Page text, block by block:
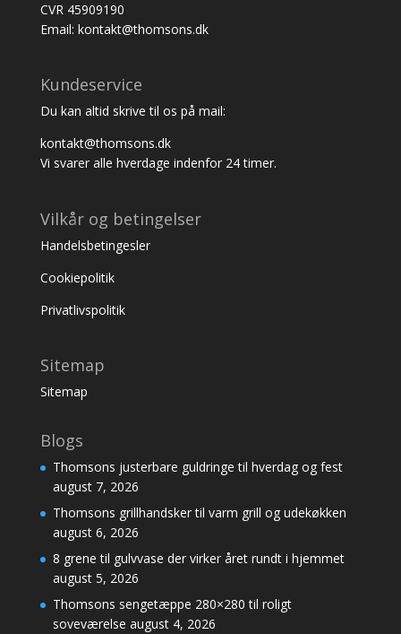
CVR 45909190
Email: kontakt@thomsons.dk
Kundeservice
Du kan altid skrive til os på mail:
kontakt@thomsons.dk
Vi svarer alle hverdage indenfor 24 timer.
Vilkår og betingelser
Handelsbetingesler
Cookiepolitik
Privatlivspolitik
Sitemap
Sitemap
Blogs
Thomsons justerbare guldringe til hverdag og fest
august 7, 2026
Thomsons grillhandsker til varm grill og udekøkken
august 6, 2026
8 grene til gulvvase der virker året rundt i hjemmet
august 5, 2026
Thomsons sengetæppe 280×280 til roligt
soveværelse august 4, 2026